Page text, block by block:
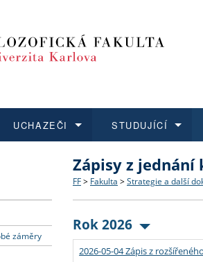
Struktura a historie
Strategie a další
Podpora a benefity pro
UCHAZEČI
Co studovat a jak se
Učitelské studijní
Informace k průběhu
STUDUJÍCÍ
Bakalářské a magisterské
Doktorské studium
Rigorózní řízení
O vědě a výzkumu na FF
Akademické kvalifikace
Granty a projekty
Aktuální nabídky a
Vyjíždějící studenti
Přijíždějící studenti
záměry
Zápisy z jednání
FF > Fakulta > Strategie a další
Rok 2026
2026-05-04 Zápis z